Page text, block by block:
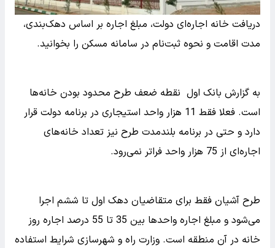
دریافت خانه اجاره‌ای دولت، مبلغ اجاره بر اساس دهک‌بندی،
مدت اقامت و نحوه ثبت‌نام در سامانه مسکن را بخوانید.
به گزارش بانک اول نقطه ضعف طرح محدود بودن خانه‌ها
است. فعلا فقط 11 هزار واحد استیجاری در برنامه دولت قرار
دارد و حتی در برنامه بلندمدت طرح نیز تعداد خانه‌های
اجاره‌ای از 75 هزار واحد فراتر نمی‌رود.
طرح آشیان فقط برای متقاضیان دهک اول تا ششم اجرا
می‌شود و مبلغ اجاره واحد‌ها بین 35 تا 55 درصد اجاره روز
خانه در آن منطقه است. وزارت راه و شهرسازی شرایط استفاده